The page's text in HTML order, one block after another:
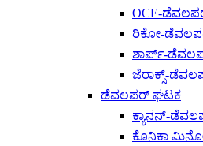
OCE-
ರಿಕೋ-
ಶಾರ್ಪ್-
ಜೆರಾಕ್ಸ್-
ಡೆವಲಪರ್ ಘಟಕ
ಕ್ಯಾನನ್-
ಕೊನಿಕಾ